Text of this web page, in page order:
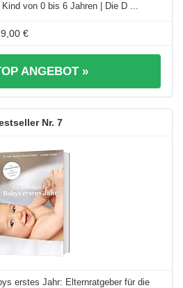
von 0 bis 6 Jahren | Die D ...
€
ANGEBOT »
7
erstes Jahr: Elternratgeber für die